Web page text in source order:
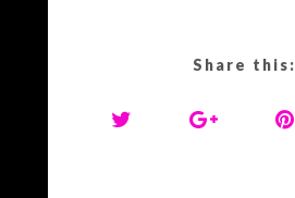
Share this: